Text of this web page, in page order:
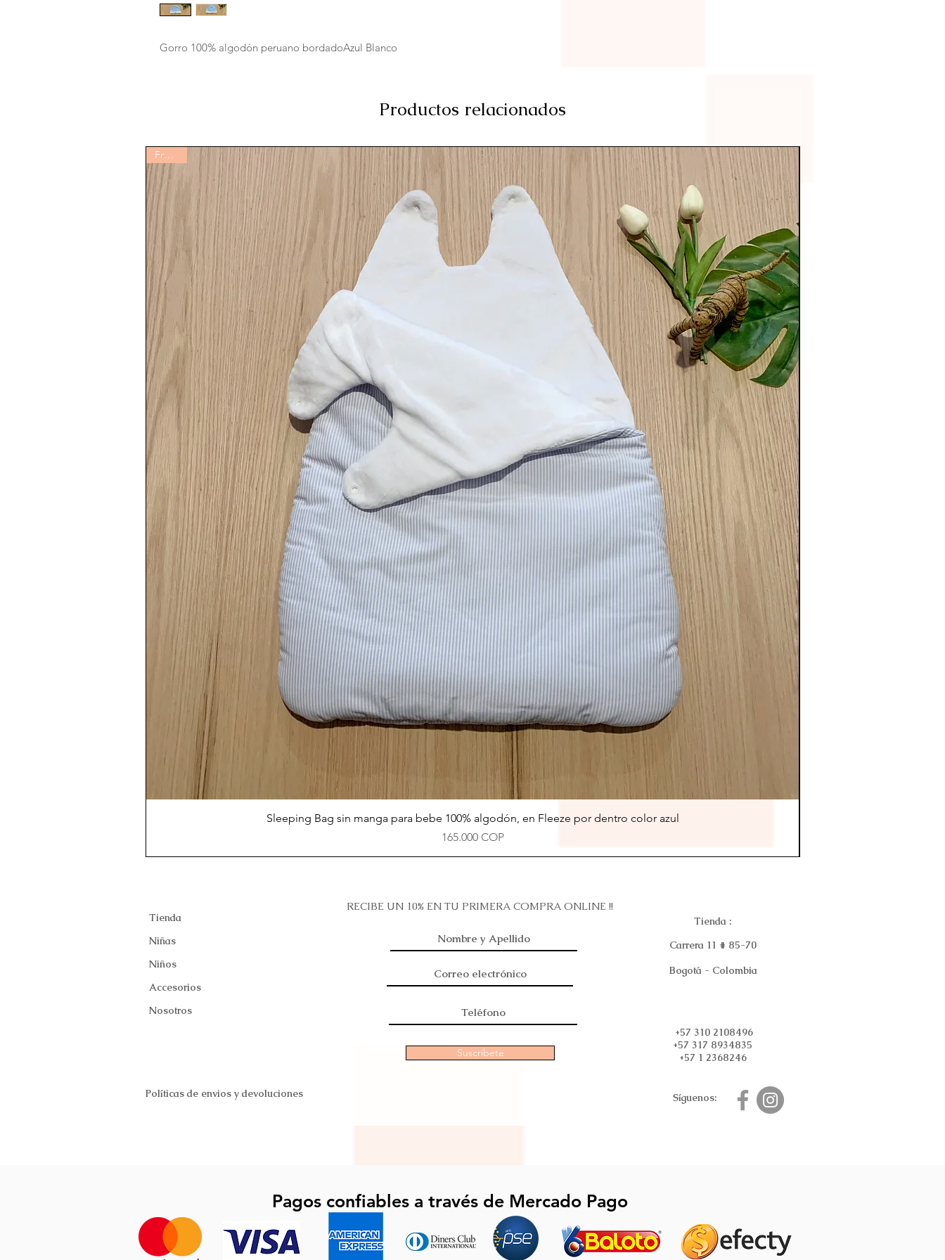
Gorro 100% algodón peruano bordadoAzul Blanco
Productos relacionados
Vista rápida
Fratessi
Sleeping Bag sin manga para bebe 100% algodón, en Fleeze por dentro color azul
Precio
165.000 COP
Tienda
Niñas
Niños
Accesorios
Nosotros
Políticas de envios y devoluciones
RECIBE UN 10% EN TU PRIMERA COMPRA ONLINE !!
Suscribete
Tienda :
Carrera 11 # 85-70
Bogotá - Colombia
+57 310 2108496
+57 317 8934835
+57 1 2368246
Síguenos:
Pagos confiables a través de Mercado Pago